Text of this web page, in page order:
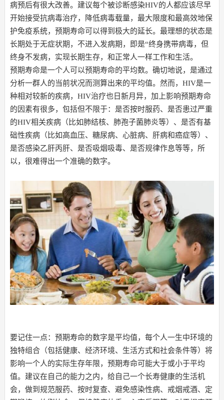
病预后有很大改善。建议每个被诊断感染HIV的人都应该尽早
开始接受抗病毒治疗，降低病毒载量，最大限度和最高效地保
护免疫系统，预期寿命可以得到极大的延长。最理想的状态是
长期处于无症状期，不进入发病期，即是“终身携带病毒，但
终身不发病，实现长期生存，和正常人一样工作和生活。
预期寿命是一个人可以预期寿命的平均数。确切地说，是通过
分析一群人的当前状况而测算出来的平均值。然而，HIV是一
种相对较新的疾病，HIV治疗也日新月异，加上影响预期寿命
的因素有很多，包括但不限于：是否按时服药、是否患过严重
的HIV相关疾病（比如肺结核、肺孢子菌肺炎等）、是否有基
础性疾病（比如高血压、糖尿病、心脏病、肝病和癌症等）、
是否感染乙肝丙肝、是否吸烟吸毒、是否规律作息等等，所
以，很难得出一个准确的数字。
要记住一点：预期寿命的数字是平均值，每个人一生中环境的
独特组合（包括健康、经济环境、生活方式和社会条件等）将
影响一个人的实际生存年限，预期寿命可能大于或小于平均
值。建议在自己的能力之内，给自己一个长寿健康的生活机
会，做到规范服药、按时复查、避免感染性病、戒烟戒酒、定